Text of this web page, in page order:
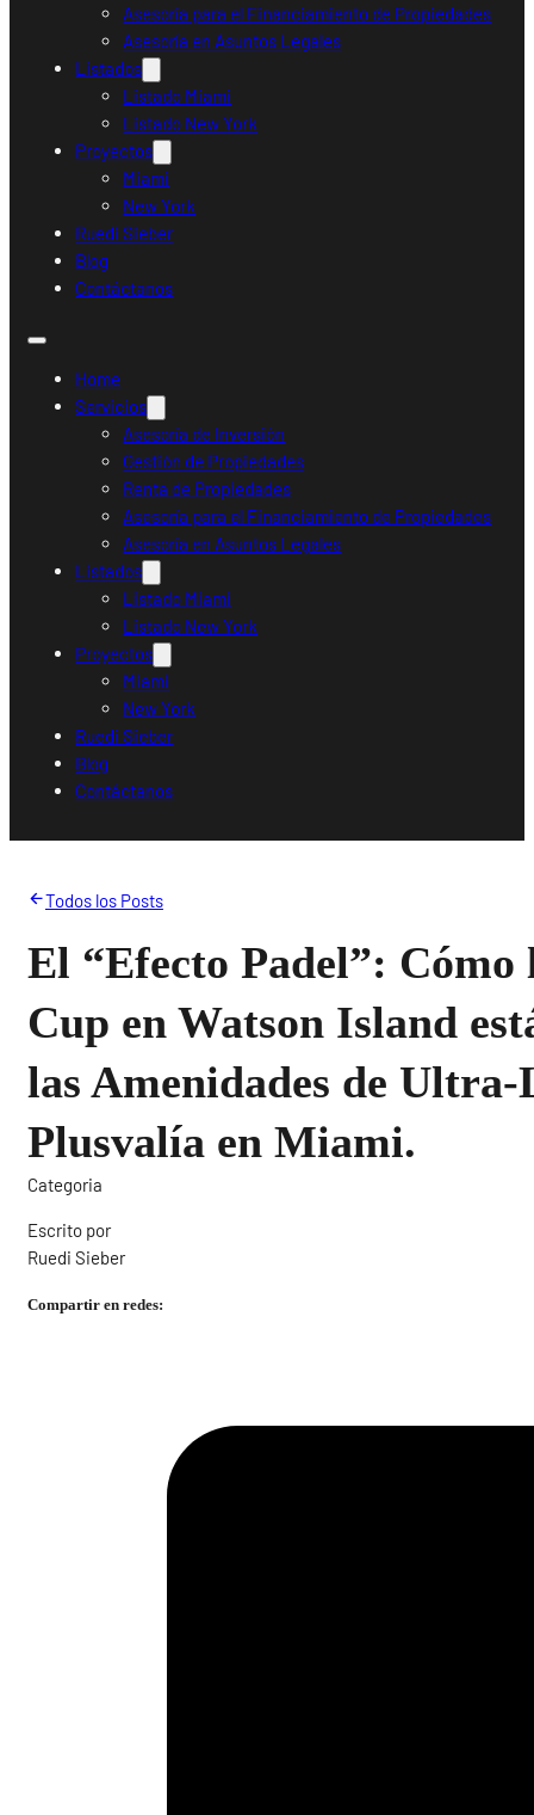
Asesoría para el Financiamiento de Propiedades
Asesoría en Asuntos Legales
Listados
Listado Miami
Listado New York
Proyectos
Miami
New York
Ruedi Sieber
Blog
Contáctanos
Home
Servicios
Asesoría de Inversión
Gestión de Propiedades
Renta de Propiedades
Asesoría para el Financiamiento de Propiedades
Asesoría en Asuntos Legales
Listados
Listado Miami
Listado New York
Proyectos
Miami
New York
Ruedi Sieber
Blog
Contáctanos
Todos los Posts
El “Efecto Padel”: Cómo
Cup en Watson Island
las Amenidades de
Plusvalía en Miami.
Categoria
Escrito por
Ruedi Sieber
Compartir en redes: